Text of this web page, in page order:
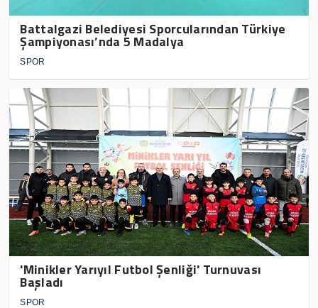
Battalgazi Belediyesi Sporcularından Türkiye
Şampiyonası’nda 5 Madalya
SPOR
'Minikler Yarıyıl Futbol Şenliği' Turnuvası
Başladı
SPOR